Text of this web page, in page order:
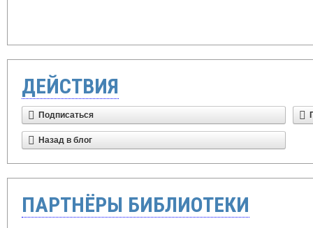
ДЕЙСТВИЯ
Подписаться
Назад в блог
ПАРТНЁРЫ БИБЛИОТЕКИ